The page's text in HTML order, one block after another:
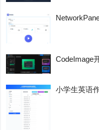
CodeImage
小学生英语